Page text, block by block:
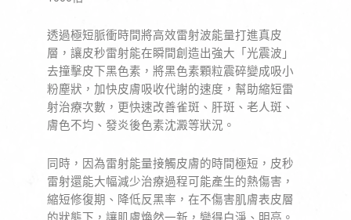
透過極短脈衝時間將高效雷射波能量打進真皮
層，讓皮秒雷射能在瞬間創造出強大「光震波」
去撞擊皮下黑色素，將黑色素顆粒震碎變成吸小
粉塵狀，加快皮膚吸收代謝的速度，幫助縮短雷
射治療次數，更快速改善雀斑、肝斑、老人斑、
膚色不均、發炎後色素沈澱等狀況。
同時，因為雷射能量接觸皮膚的時間極短，皮秒
雷射還能大幅減少治療過程可能產生的熱傷害，
縮短修復期、降低反黑率，在不傷害肌膚表皮層